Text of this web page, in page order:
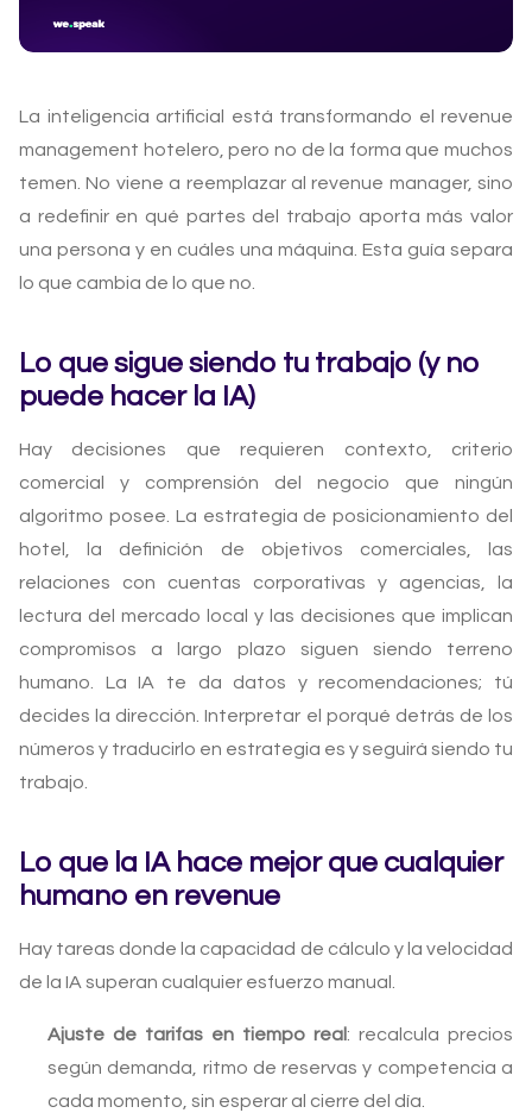
La inteligencia artificial está transformando el revenue
management hotelero, pero no de la forma que muchos
temen. No viene a reemplazar al revenue manager, sino
a redefinir en qué partes del trabajo aporta más valor
una persona y en cuáles una máquina. Esta guía separa
lo que cambia de lo que no.
Lo que sigue siendo tu trabajo (y no
puede hacer la IA)
Hay decisiones que requieren contexto, criterio
comercial y comprensión del negocio que ningún
algoritmo posee. La estrategia de posicionamiento del
hotel, la definición de objetivos comerciales, las
relaciones con cuentas corporativas y agencias, la
lectura del mercado local y las decisiones que implican
compromisos a largo plazo siguen siendo terreno
humano. La IA te da datos y recomendaciones; tú
decides la dirección. Interpretar el porqué detrás de los
números y traducirlo en estrategia es y seguirá siendo tu
trabajo.
Lo que la IA hace mejor que cualquier
humano en revenue
Hay tareas donde la capacidad de cálculo y la velocidad
de la IA superan cualquier esfuerzo manual.
Ajuste de tarifas en tiempo real: recalcula precios
según demanda, ritmo de reservas y competencia a
cada momento, sin esperar al cierre del día.